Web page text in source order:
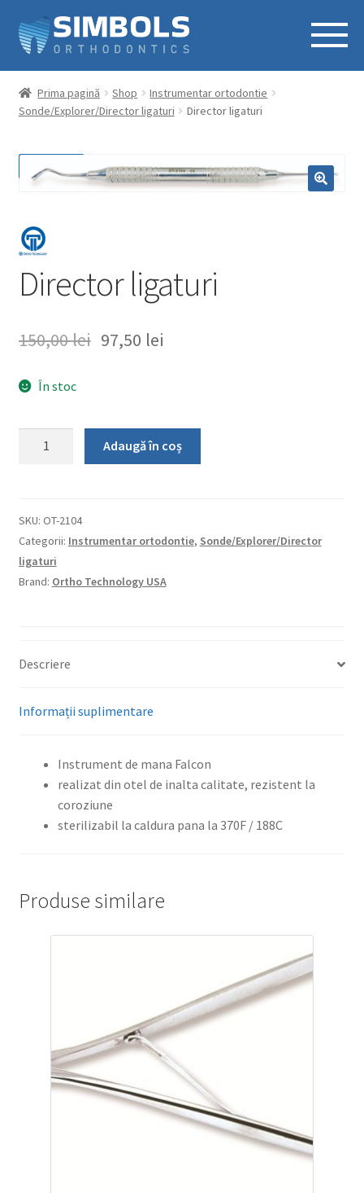
Prima pagină Shop
Instrumentar ortodontie
Sonde/Explorer/Director ligaturi
Director ligaturi
REDUCERI!
Director ligaturi
150,00lei 97,50 lei
În stoc
Adaugă în coș
SKU: OT-2104
Categorii: Instrumentar ortodontie, Sonde/Explorer/Director
ligaturi
Brand: Ortho Technology USA
Descriere
Informații suplimentare
Instrument de mana Falcon
realizat din otel de inalta calitate, rezistent la
coroziune
sterilizabil la caldura pana la 370F / 188C
Produse similare